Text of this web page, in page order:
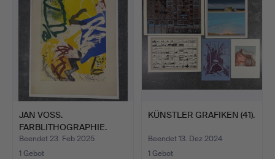
JAN VOSS.
FARBLITHOGRAPHIE.
Beendet 23. Feb 2025
1 Gebot
KÜNSTLER GRAFIKEN (41).
Beendet 13. Dez 2024
1 Gebot